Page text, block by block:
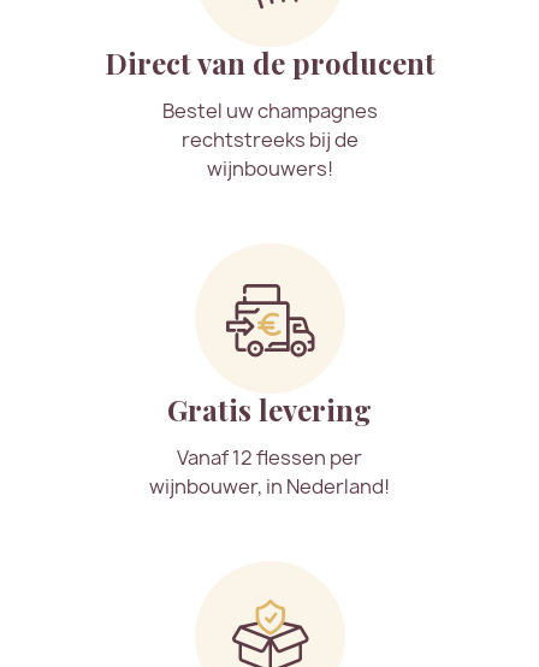
Direct van de producent
Bestel uw champagnes
rechtstreeks bij de
wijnbouwers!
Gratis levering
Vanaf 12 flessen per
wijnbouwer, in Nederland!